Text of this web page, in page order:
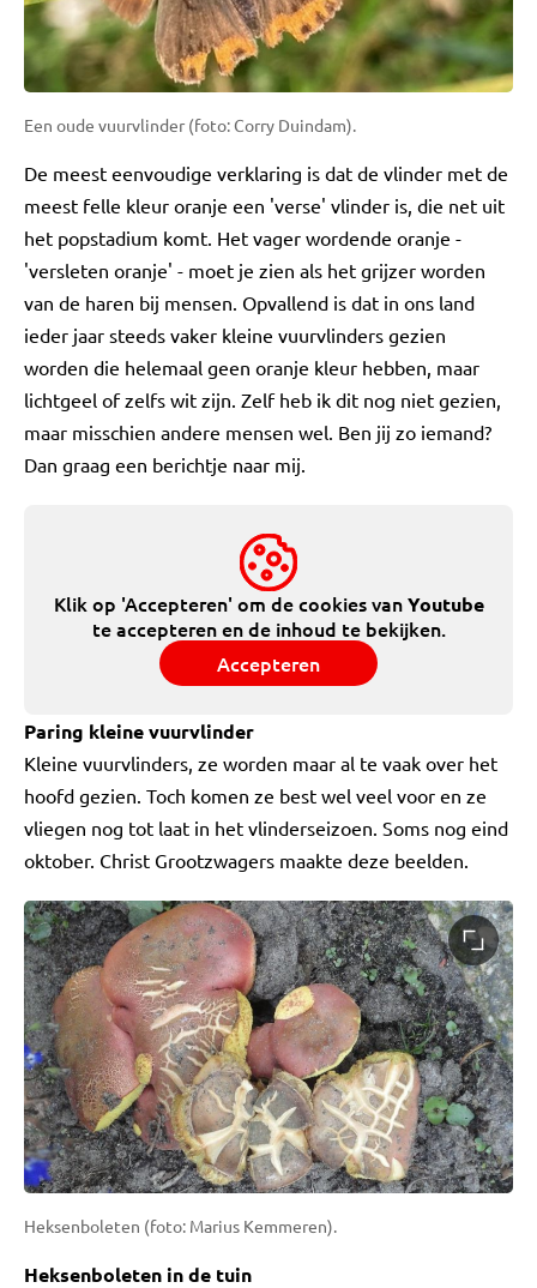
Een oude vuurvlinder (foto: Corry Duindam).
De meest eenvoudige verklaring is dat de vlinder met de
meest felle kleur oranje een 'verse' vlinder is, die net uit
het popstadium komt. Het vager wordende oranje -
'versleten oranje' - moet je zien als het grijzer worden
van de haren bij mensen. Opvallend is dat in ons land
ieder jaar steeds vaker kleine vuurvlinders gezien
worden die helemaal geen oranje kleur hebben, maar
lichtgeel of zelfs wit zijn. Zelf heb ik dit nog niet gezien,
maar misschien andere mensen wel. Ben jij zo iemand?
Dan graag een berichtje naar mij.
Klik op 'Accepteren' om de cookies vanYoutube
te accepteren en de inhoud te bekijken.
Accepteren
Paring kleine vuurvlinder
Kleine vuurvlinders, ze worden maar al te vaak over het
hoofd gezien. Toch komen ze best wel veel voor en ze
vliegen nog tot laat in het vlinderseizoen. Soms nog eind
oktober. Christ Grootzwagers maakte deze beelden.
Heksenboleten (foto: Marius Kemmeren).
Heksenboleten in de tuin